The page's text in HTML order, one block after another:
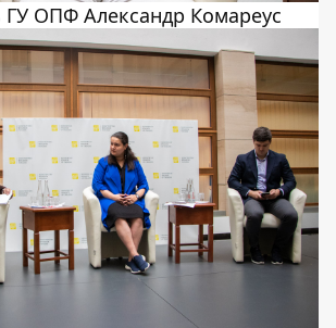
ГУ ОПФ Александр Комареус